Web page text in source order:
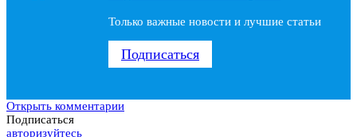
Только важные новости и лучшие статьи
Подписаться
Открыть комментарии
Подписаться
авторизуйтесь